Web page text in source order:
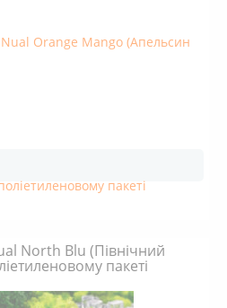
North Blu (Північний
пакеті